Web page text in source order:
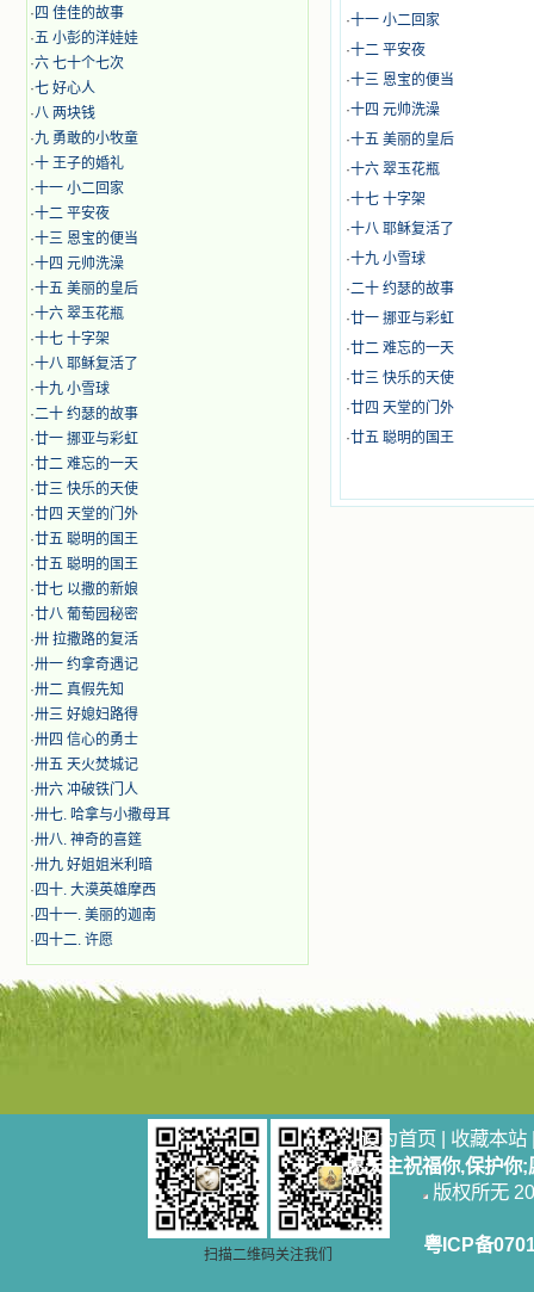
灵命的更新，德行的馨香如何上达天
庭。啊，在这世上曾住过那么多热心
的圣人，为了传播福音，他们告别亲
人，舍下了他们手中的一切，轻快地
踏上了异国他乡，到没有人知道真神
的世界里去。啊，若不是主的引领，
我可能到死还不认识他们呢！ 我
的心灵从主给我的这些圣人的言行中
选取了最美的色彩；当他们的一生在
我面前展开时，我是多么的惊奇、兴
奋啊！当我读到他们为主而受人逼
迫、凌辱，为将福音广传而被人追杀
时，我为他们的在天之灵祈祷，我哭
着，为自已的同胞带给他们的苦难而
哀号。我一遍遍地重读那一行行被我
的斑斑泪痕弄得模糊不清的字句，那
些被主的爱火所燃烧而离开家乡来到
中国的传教士，我多么爱你们啊！我
心中流淌着多少感激的泪水。 他
们受苦却觉得喜乐，因为他们爱主，
他们感到能为主受一点苦是多么喜乐
的事。他们受苦时仍在唱着感谢的
歌，因他们无法不称颂主，因主使他
们的心灵洋溢了快乐；他们激发了我
内心神圣的热情，在我的心灵深处燃
烧起一股无法扑灭的火焰，他们那强
有力的言行激励我向前。 我一面
读，一面想过着他们这样圣善的生
活，也立志不在这虚幻的尘世中寻求
安慰。我一读就是几个钟头，累了就
望着书上的圣像沉思默想。啊，当我
想到我有一天还要见到他们，亲耳聆
听他们的教诲，伴随在他们的身边，
和他们一起赞颂吾主，想到那使我欣
喜欢乐的甜蜜的相会，这世界对于我
一点吸引力都没有了。 从这些书
籍里，我认识了许多爱主的人，他们
使我更亲近主，帮助我更深的认识
主，爱主。这些曾经生活在人间的圣
人圣女，内心隐藏着来自天上光照的
各种宝藏，听他们对悦主的甜蜜喁
语，我也陶醉了。主藉着这些书籍慢
慢地培养我的心灵，当我看到这些圣
德芬芳的圣人再看看满身污秽的我，
我立刻成圣。但是主让我明白，灵命
的成长需要时间，成长是渐进的，农
民等待稻谷的长成需要整个季节，才
间的。 从网上我读到许多有益心
灵的书。当我首次读到盖恩夫人的传
记时，清泪沾腮，她的经历强烈地震
撼着我的心，我接受到了一个很大的
恩宠，使我认识了十字架是生命的真
正之路。读圣女小德兰的传记时，我
又有别一种感受，我看到了一个与我
· 四 佳佳的故事
·五 小彭的洋娃娃
·六 七十个七次
·七 好心人
·八 两块钱
·九 勇敢的小牧童
·十 王子的婚礼
·十一 小二回家
·十二 平安夜
·十三 恩宝的便当
·十四 元帅洗澡
·十五 美丽的皇后
·十六 翠玉花瓶
·十七 十字架
·十八 耶稣复活了
·十九 小雪球
·二十 约瑟的故事
·廿一 挪亚与彩虹
·廿二 难忘的一天
·廿三 快乐的天使
·廿四 天堂的门外
·廿五 聪明的国王
·廿五 聪明的国王
·廿七 以撒的新娘
·廿八 葡萄园秘密
·卅 拉撒路的复活
·卅一 约拿奇遇记
·卅二 真假先知
·卅三 好媳妇路得
·卅四 信心的勇士
·卅五 天火焚城记
·卅六 冲破铁门人
·卅七. 哈拿与小撒母耳
·卅八. 神奇的喜筳
·卅九 好姐姐米利暗
· 四十. 大漠英雄摩西
· 四十一. 美丽的迦南
· 四十二. 许愿
·十一 小二回家
·十二 平安夜
·十三 恩宝的便当
·十四 元帅洗澡
·十五 美丽的皇后
·十六 翠玉花瓶
·十七 十字架
·十八 耶稣复活了
·十九 小雪球
·二十 约瑟的故事
·廿一 挪亚与彩虹
·廿二 难忘的一天
·廿三 快乐的天使
·廿四 天堂的门外
·廿五 聪明的国王
扫描二维码关注我们
设为首页 | 收藏本站
愿天主祝福你,保护你
版权所无
粤ICP备